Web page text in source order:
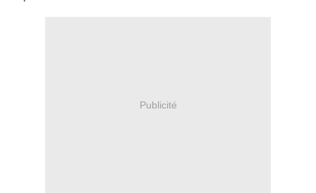
Publicité